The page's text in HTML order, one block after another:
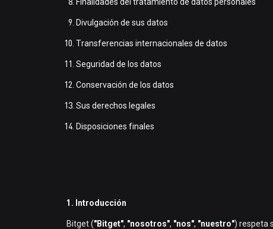
Divulgación de sus datos
Transferencias internacionales de datos
Seguridad de los datos
Conservación de los datos
Sus derechos legales
Disposiciones finales
1. Introducción
Bitget ("Bitget", "nosotros", "nos", "nuestro") respeta